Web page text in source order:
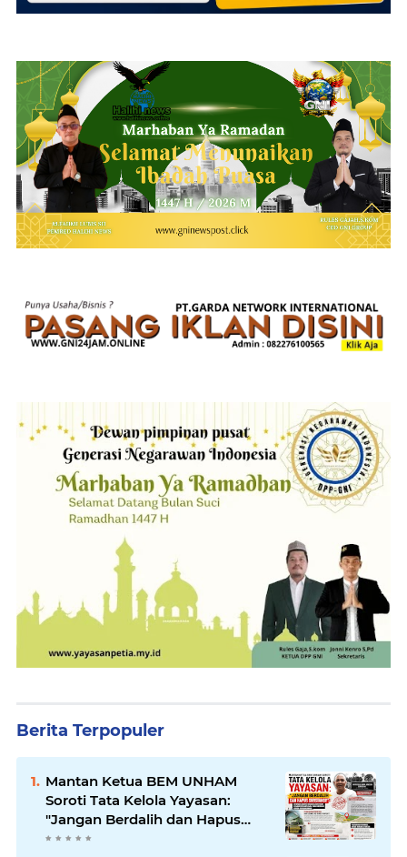
Berita Terpopuler
Mantan Ketua BEM UNHAM
Soroti Tata Kelola Yayasan:
"Jangan Berdalih dan Hapus
Substansi!" di Tengah